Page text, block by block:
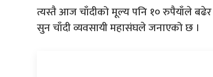
त्यस्तै आज चाँदीको मूल्य पनि १० रुपैयाँले बढेर
सुन चाँदी व्यवसायी महासंघले जनाएको छ ।